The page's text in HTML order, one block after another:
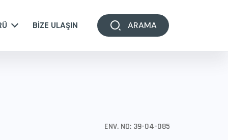
BİZE ULAŞIN ARAMA
ENV. NO: 39-04-085